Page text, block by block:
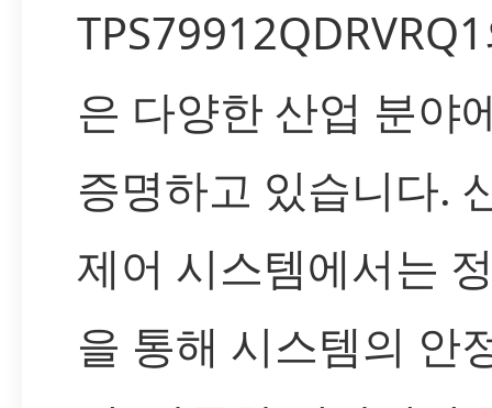
은 다양한 산업 분야
증명하고 있습니다.
제어 시스템에서는
을 통해 시스템의 안